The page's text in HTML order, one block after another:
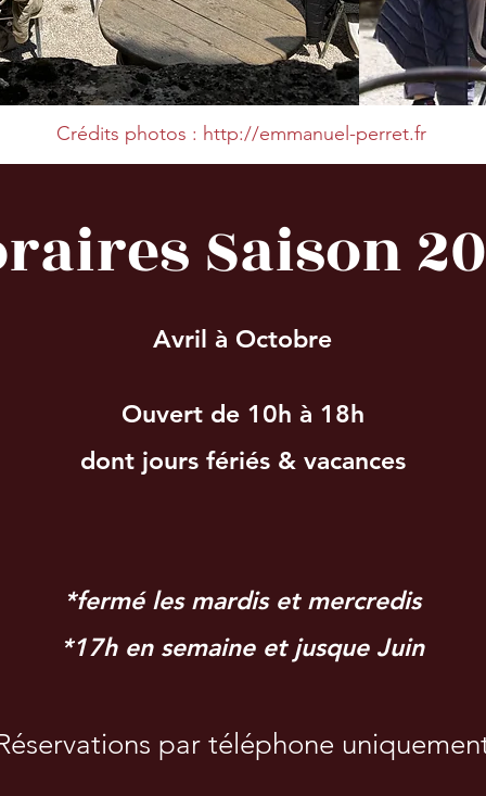
Crédits photos : http://emmanuel-perret.fr
Saison
Avril à Octobre
Ouvert de 10h à 18h
dont jours fériés & vacances
*fermé les mardis et mercredis
*17h en semaine et jusque Juin
par téléphone